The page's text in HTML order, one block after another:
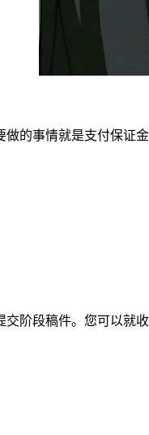
事情就是支付保证金
段稿件。您可以就收